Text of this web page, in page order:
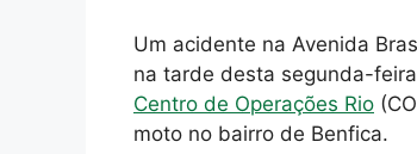
Um acidente na Avenida
na tarde desta segunda-
Centro de Operações Rio
moto no bairro de Benfica.